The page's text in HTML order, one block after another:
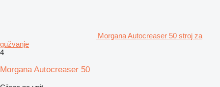
Morgana Autocreaser 50 stroj za
gužvanje
4
Morgana Autocreaser 50